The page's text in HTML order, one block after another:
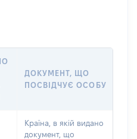
ДОКУМЕНТ, ЩО
ПОСВІДЧУЄ ОСОБУ
Країна, в якій видано
документ, що